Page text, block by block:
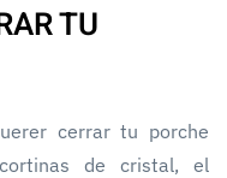
TU
cerrar tu porche
de cristal, el